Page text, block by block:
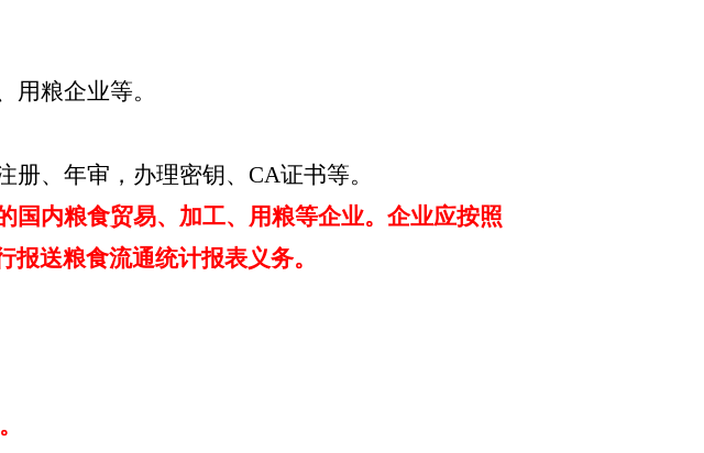
用粮企业等。
册、年审，办理密钥、 CA证书等。
国内粮食贸易、加工、用粮等企业。企业应按照
报送粮食流通统计报表义务。